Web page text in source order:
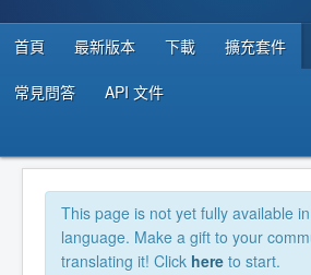
程式者資源
首頁 最新版本 下載 擴充套件
常見問答 API 文件
This page is not yet fully available
language. Make a gift to your
translating it! Click here to start.